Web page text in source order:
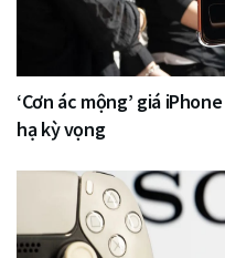
‘Cơn ác mộng’ giá
hạ kỳ vọng